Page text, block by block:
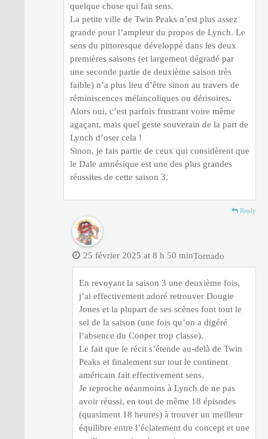
quelque chose qui fait sens.
La petite ville de Twin Peaks n’est plus assez
grande pour l’ampleur du propos de Lynch. Le
sens du pittoresque développé dans les deux
premières saisons (et largement dégradé par
une seconde partie de deuxième saison très
faible) n’a plus lieu d’être sinon au travers de
réminiscences mélancoliques ou dérisoires.
Alors oui, c’est parfois frustrant voire même
agaçant, mais quel geste souverain de la part de
Lynch d’oser cela !
Sinon, je fais partie de ceux qui considèrent que
le Dale amnésique est une des plus grandes
réussites de cette saison 3.
Reply
Tornado
25 février 2025 at 8 h 50 min
En revoyant la saison 3 une deuxième fois,
j’ai effectivement adoré retrouver Dougie
Jones et la plupart de ses scènes font tout le
sel de la saison (une fois qu’on a digéré
l’absence du Cooper trop classe).
Le fait que le récit s’étende au-delà de Twin
Peaks et finalement sur tout le continent
américain fait effectivement sens.
Je reproche néanmoins à Lynch de ne pas
avoir réussi, en tout de même 18 épisodes
(quasiment 18 heures) à trouver un meilleur
équilibre entre l’éclatement du concept et une